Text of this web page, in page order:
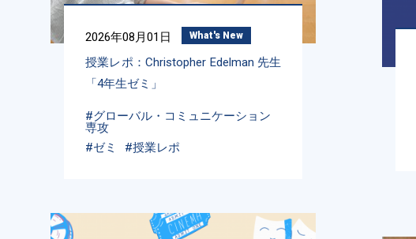
2026年08月01日 What's New
授業レポ：Christopher Edelman 先生
「4年生ゼミ」
#グローバル・コミュニケーション
専攻
#ゼミ
#授業レポ